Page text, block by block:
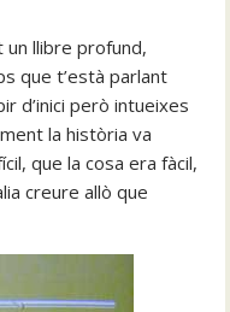
un llibre profund,
que t’està parlant
d’inici però intueixes
la història va
que la cosa era fàcil,
creure allò que